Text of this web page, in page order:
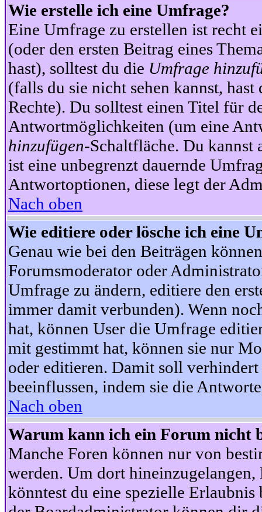
Wie erstelle ich eine Umfrage?
Eine Umfrage zu erstellen ist recht
(oder den ersten Beitrag eines
hast), solltest du die Umfrage
(falls du sie nicht sehen kannst,
Rechte). Du solltest einen Titel für
Antwortmöglichkeiten (um eine
hinzufügen-Schaltfläche. Du
ist eine unbegrenzt dauernde
Antwortoptionen, diese legt der
Nach oben
Wie editiere oder lösche ich eine
Genau wie bei den Beiträgen
Forumsmoderator oder
Umfrage zu ändern, editiere den
immer damit verbunden). Wenn
hat, können User die Umfrage
mit gestimmt hat, können sie nur
oder editieren. Damit soll
beeinflussen, indem sie die
Nach oben
Warum kann ich ein Forum nicht
Manche Foren können nur von
werden. Um dort hineinzugelangen,
könntest du eine spezielle